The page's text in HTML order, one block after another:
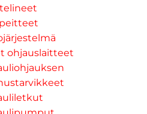
ohjauslaitteet